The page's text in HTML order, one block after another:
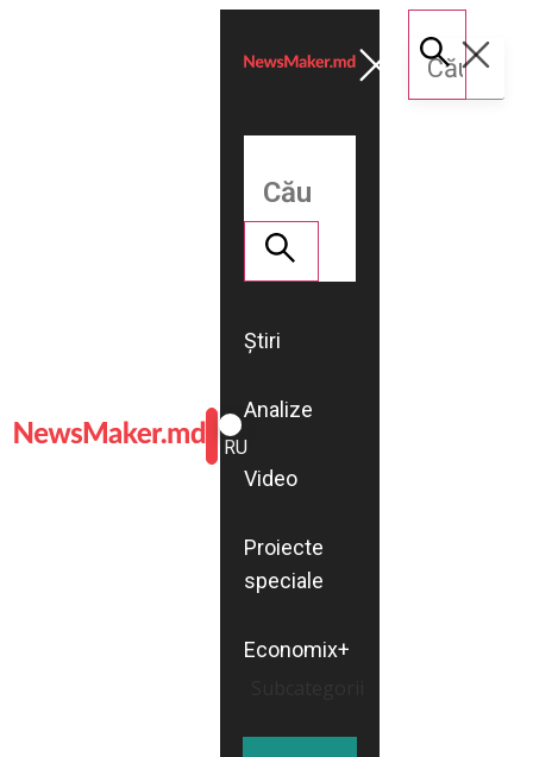
ROMÂNĂ
RU
Știri
Analize
Video
Proiecte
speciale
Economix+